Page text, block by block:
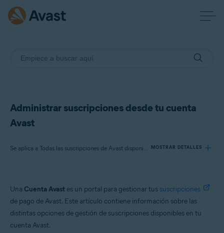
Administrar suscripciones desde tu cuenta
Avast
Se aplica a Todas las suscripciones de Avast disponibles para consumidores MOSTRAR DETALLES
Productos:
Todas las suscripciones de Avast disponibles para consumidores
Una Cuenta Avast es un portal para gestionar tus suscripciones
de pago de Avast. Este artículo contiene información sobre las
distintas opciones de gestión de suscripciones disponibles en tu
cuenta Avast.